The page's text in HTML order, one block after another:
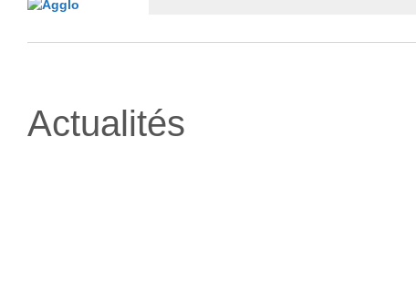
Actualités